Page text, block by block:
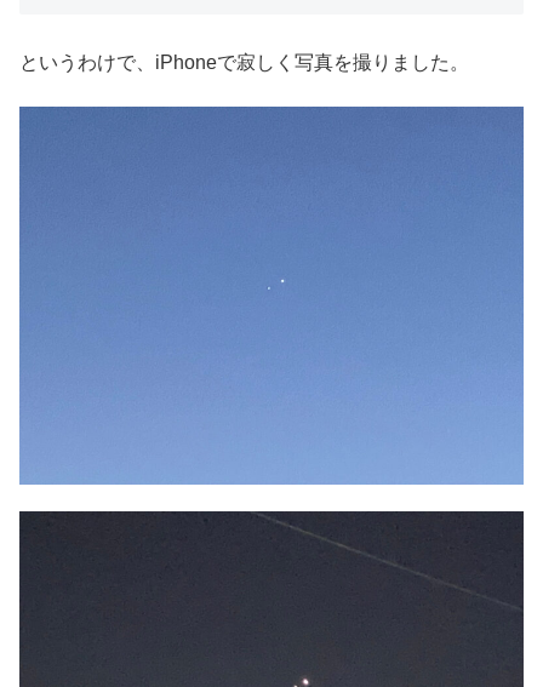
というわけで、iPhoneで寂しく写真を撮りました。